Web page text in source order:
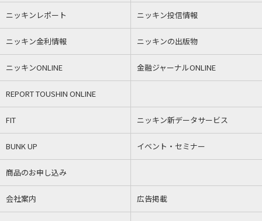
ニッキンレポート ニッキン投信情報
ニッキン金利情報 ニッキンの出版物
ニッキンONLINE 金融ジャーナルONLINE
REPORT TOUSHIN ONLINE
FIT ニッキン新データサービス
BUNK UP イベント・セミナー
商品のお申し込み
会社案内 広告掲載